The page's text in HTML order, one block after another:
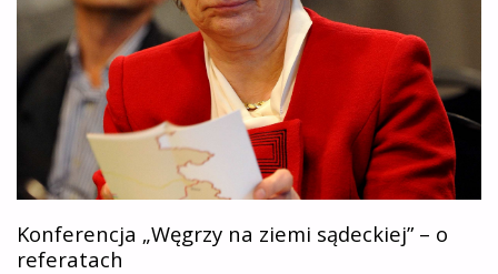
Konferencja „Węgrzy na ziemi sądeckiej” – o
referatach